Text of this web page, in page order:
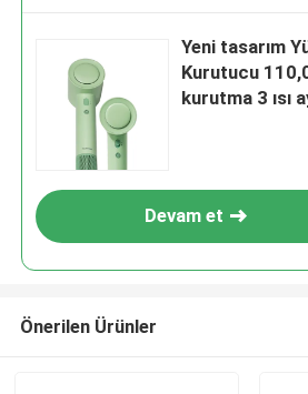
Yeni tasarım
Kurutucu
kurutma 3 ısı
Devam et
Önerilen Ürünler